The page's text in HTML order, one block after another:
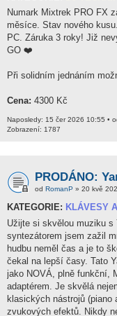
Numark Mixtrek PRO FX
měsíce. Stav nového
PC. Záruka 3 roky! Již
GO ❤️
Při solidním jednáním
Cena: 4300 Kč
Naposledy: 15 čer 2026 10:55 •
Zobrazení: 1787
PRODÁNO:
od RomanP » 20 kvě
KATEGORIE: KLÁVESY
Užijte si skvělou muziku s
syntezátorem jsem zažil
hudbu neměl čas a je to
čekal na lepší časy. Tato
jako NOVÁ, plně funkční,
adaptérem. Je skvělá
klasických nástrojů
zvukových efektů. Nikdy